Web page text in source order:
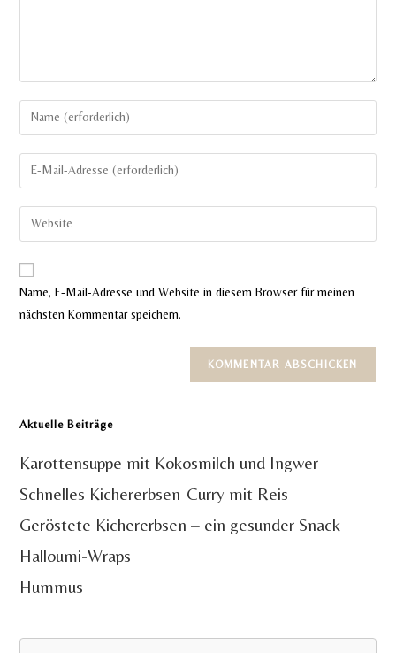
Gib
deinen
Namen
oder
zum
Kommentieren
ein
Gib
deine
E-
Mail-
zum
Kommentieren
ein
Gib
deine
Website-
Name, E-Mail-Adresse und Website in diesem Browser für meinen
nächsten Kommentar speichern.
Aktuelle Beiträge
Karottensuppe mit Kokosmilch und Ingwer
Schnelles Kichererbsen-Curry mit Reis
Geröstete Kichererbsen – ein gesunder Snack
Halloumi-Wraps
Hummus